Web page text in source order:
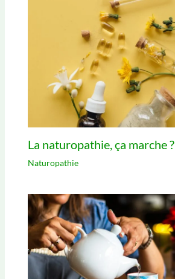
La naturopathie, ça marche ?
Naturopathie